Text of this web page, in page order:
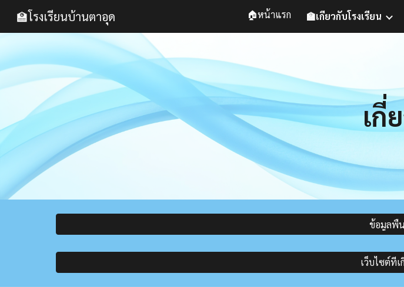
Skip to main content
🏫โรงเรียนบ้านตาอุด 🏠หน้าแรก 🏫เกี่ยวกับโรงเรียน
เกี่
ข้อมูลพื้
เว็บไซต์ที่เ